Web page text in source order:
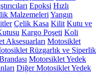
Epoksi Hızlı
Malzemeleri Yangın
Çelik Kasa Kilit Kutu ve
Kargo Poşeti Koli
Aksesuarları Motosiklet
Rüzgarlık ve Siperlik
Motorsiklet Yedek
Diğer Motosiklet Yedek